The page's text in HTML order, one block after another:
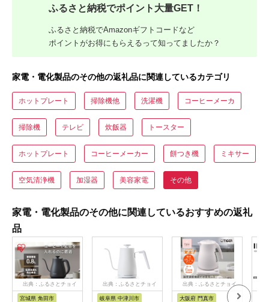
ふるさと納税でポイント大量GET！
ふるさと納税でAmazonギフトコードなど
ポイントがお得にもらえるって知ってましたか？
家電・電化製品のその他の返礼品に関連しているカテゴリ
ホットプレート 掃除機他 洗濯機 コーヒーメーカ
掃除機 テレビ 炊飯器 トースター
ホットプレート コーヒーメーカー 餅つき機 ミキサー
空気清浄機 加湿器 美容家電 その他
家電・電化製品のその他に関連しているおすすめの返礼
品
出典：ふるさとチョイ
ス
宮城県 角田市
出典：ふるさとチョイ
ス
岐阜県 中津川市
出典：ふるさとチョイ
大阪府 門真市